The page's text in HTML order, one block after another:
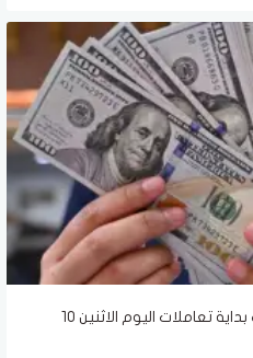
سعر الدولار أمام الجنيه في البنوك بداية تعاملات اليوم الاثنين 10